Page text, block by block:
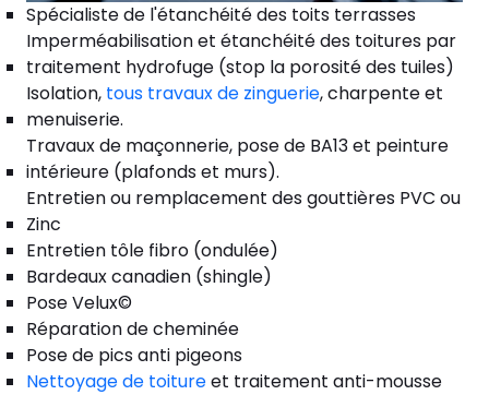
Spécialiste de l'étanchéité des toits terrasses
Imperméabilisation et étanchéité des toitures par
traitement hydrofuge (stop la porosité des tuiles)
Isolation, tous travaux de zinguerie, charpente et
menuiserie.
Travaux de maçonnerie, pose de BA13 et peinture
intérieure (plafonds et murs).
Entretien ou remplacement des gouttières PVC ou
Zinc
Entretien tôle fibro (ondulée)
Bardeaux canadien (shingle)
Pose Velux©
Réparation de cheminée
Pose de pics anti pigeons
Nettoyage de toitureet traitement anti-mousse